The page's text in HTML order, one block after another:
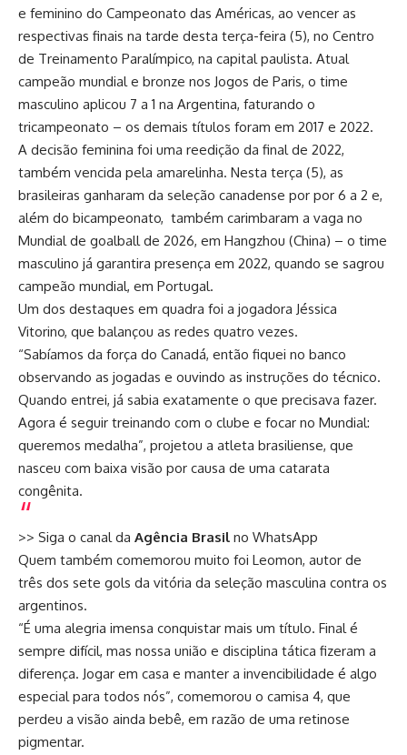
e feminino do Campeonato das Américas, ao vencer as
respectivas finais na tarde desta terça-feira (5), no Centro
de Treinamento Paralímpico, na capital paulista. Atual
campeão mundial e bronze nos Jogos de Paris, o time
masculino aplicou 7 a 1 na Argentina, faturando o
tricampeonato – os demais títulos foram em 2017 e 2022.
A decisão feminina foi uma reedição da final de 2022,
também vencida pela amarelinha. Nesta terça (5), as
brasileiras ganharam da seleção canadense por por 6 a 2 e,
além do bicampeonato, também carimbaram a vaga no
Mundial de goalball de 2026, em Hangzhou (China) – o time
masculino já garantira presença em 2022, quando se sagrou
campeão mundial, em Portugal.
Um dos destaques em quadra foi a jogadora Jéssica
Vitorino, que balançou as redes quatro vezes.
“Sabíamos da força do Canadá, então fiquei no banco
observando as jogadas e ouvindo as instruções do técnico.
Quando entrei, já sabia exatamente o que precisava fazer.
Agora é seguir treinando com o clube e focar no Mundial:
queremos medalha”, projetou a atleta brasiliense, que
nasceu com baixa visão por causa de uma catarata
congênita.
>> Siga o canal da Agência Brasil no WhatsApp
Quem também comemorou muito foi Leomon, autor de
três dos sete gols da vitória da seleção masculina contra os
argentinos.
“É uma alegria imensa conquistar mais um título. Final é
sempre difícil, mas nossa união e disciplina tática fizeram a
diferença. Jogar em casa e manter a invencibilidade é algo
especial para todos nós”, comemorou o camisa 4, que
perdeu a visão ainda bebê, em razão de uma retinose
pigmentar.